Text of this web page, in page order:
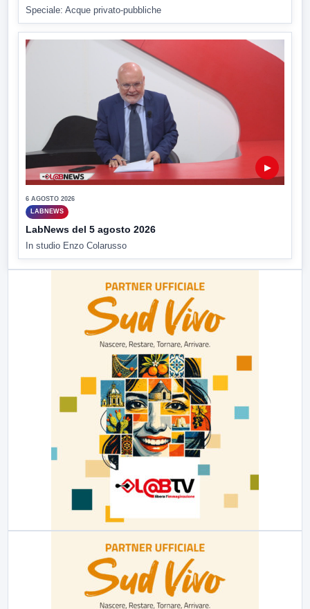
Speciale: Acque privato-pubbliche
▶
6 AGOSTO 2026
LABNEWS
LabNews del 5 agosto 2026
In studio Enzo Colarusso